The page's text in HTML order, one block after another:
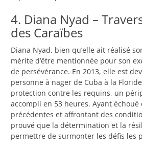
4. Diana Nyad –
des Caraïbes
Diana Nyad, bien qu’elle ait réalisé
mérite d’être mentionnée pour son
de persévérance. En 2013, elle est
personne à nager de Cuba à la
protection contre les requins, un
accompli en 53 heures. Ayant échoué
précédentes et affrontant des
prouvé que la détermination et la
permettre de surmonter les défis les